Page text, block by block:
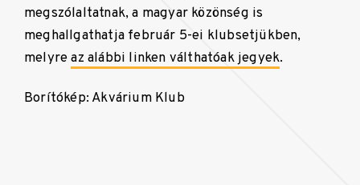
megszólaltatnak, a magyar közönség is
meghallgathatja február 5-ei klubsetjükben,
melyreaz alábbi linken válthatóak jegyek.
Borítókép: Akvárium Klub